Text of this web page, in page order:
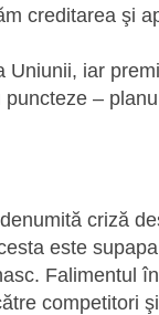
creditarea şi
Uniunii, iar
–
criză
este
Falimentul
competitori